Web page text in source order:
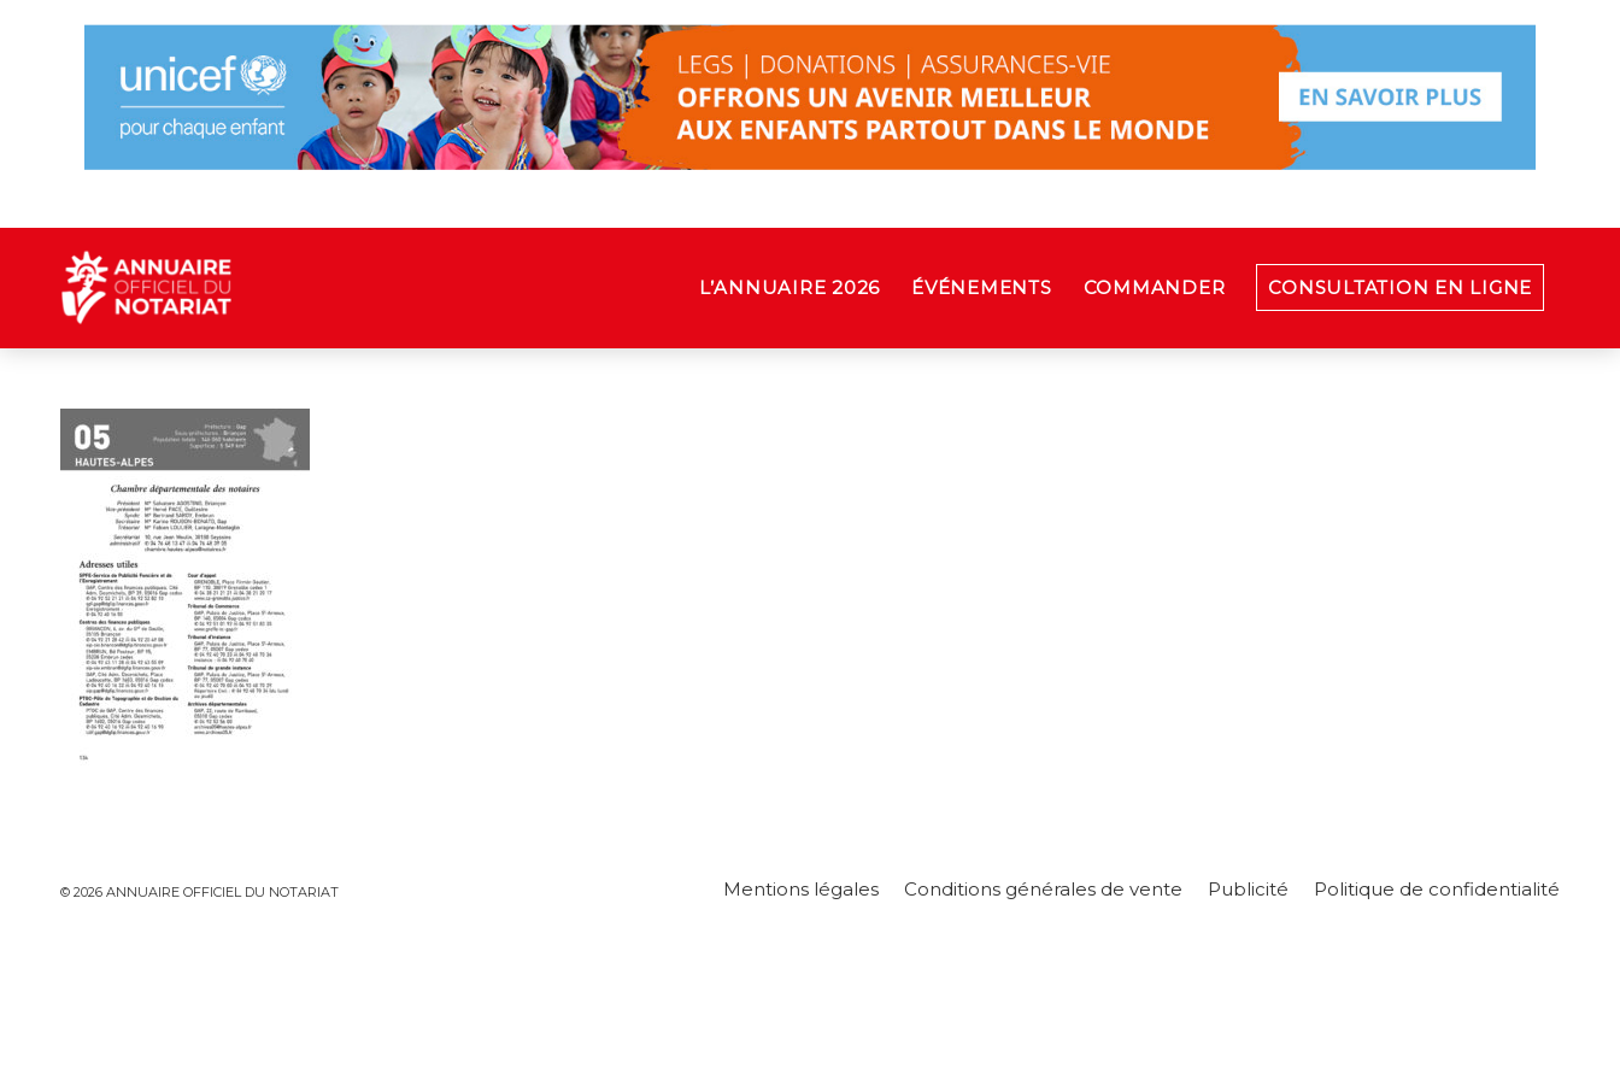
L’ANNUAIRE 2026 ÉVÉNEMENTS COMMANDER CONSULTATION EN LIGNE
© 2026 ANNUAIRE OFFICIEL DU NOTARIAT Mentions légales Conditions générales de vente Publicité Politique de confidentialité